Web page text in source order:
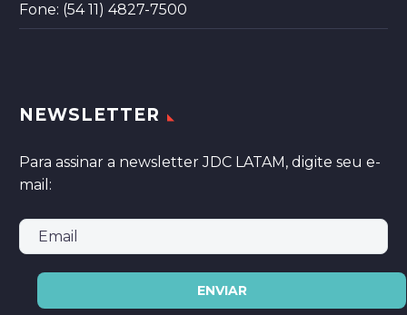
Fone: (54 11) 4827-7500
NEWSLETTER
Para assinar a newsletter JDC LATAM, digite seu e-
mail: